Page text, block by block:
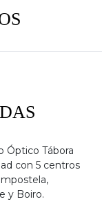
Óptico Tábora
con 5 centros
y Boiro.